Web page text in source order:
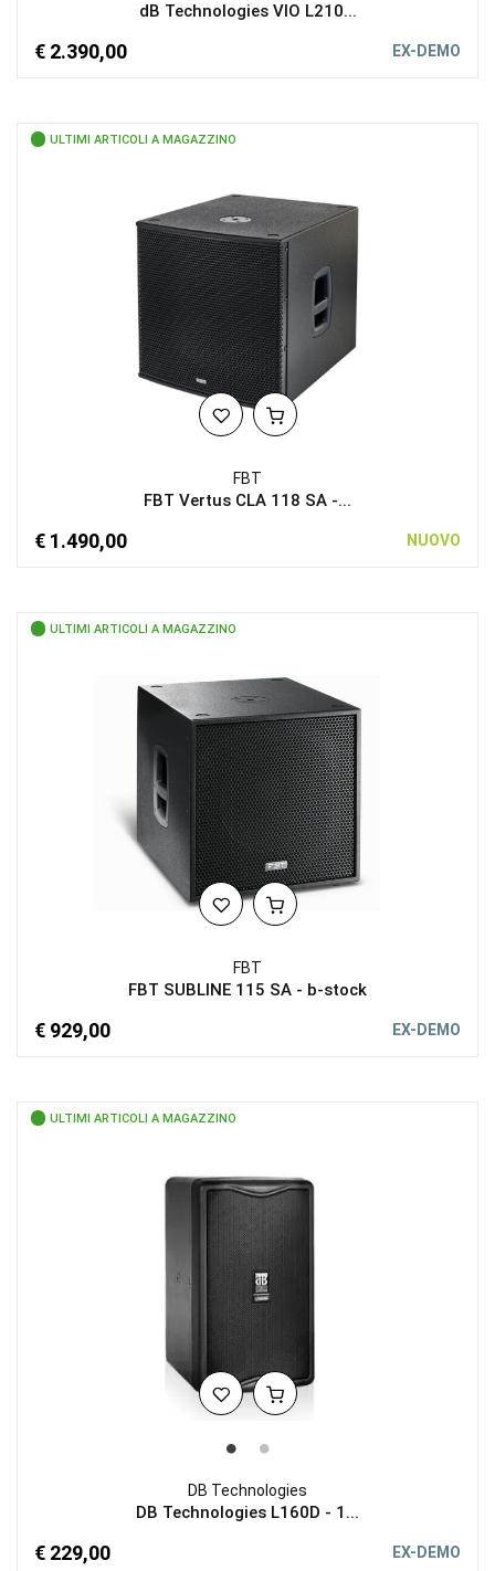
dB Technologies VIO L210...
€ 2.390,00 EX-DEMO
ULTIMI ARTICOLI A MAGAZZINO
FBT
FBT Vertus CLA 118 SA -...
€ 1.490,00 NUOVO
ULTIMI ARTICOLI A MAGAZZINO
FBT
FBT SUBLINE 115 SA - b-stock
€ 929,00 EX-DEMO
ULTIMI ARTICOLI A MAGAZZINO
DB Technologies
DB Technologies L160D - 1...
€ 229,00 EX-DEMO